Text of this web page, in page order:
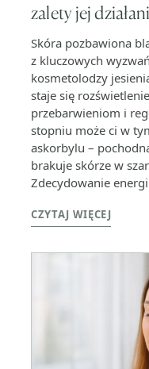
zalety jej
Skóra pozbawiona
z kluczowych
kosmetolodzy
staje się
przebarwieniom i
stopniu może ci w
askorbylu –
brakuje skórze w
Zdecydowanie
CZYTAJ WIĘCEJ